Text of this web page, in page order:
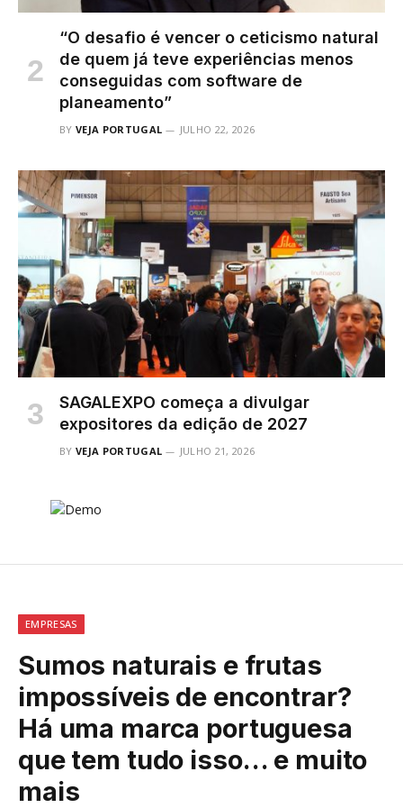
“O desafio é vencer o ceticismo natural
de quem já teve experiências menos
conseguidas com software de
planeamento”
BY VEJA PORTUGAL JULHO 22, 2026
SAGALEXPO começa a divulgar
expositores da edição de 2027
BY VEJA PORTUGAL JULHO 21, 2026
EMPRESAS
Sumos naturais e frutas
impossíveis de encontrar?
Há uma marca portuguesa
que tem tudo isso… e muito
mais